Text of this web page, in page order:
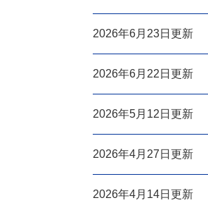
2026年6月23日更新
2026年6月22日更新
2026年5月12日更新
2026年4月27日更新
2026年4月14日更新